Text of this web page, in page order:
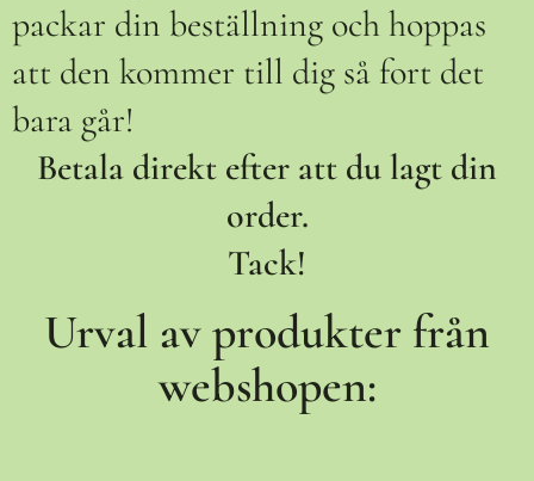
packar din beställning och hoppas
att den kommer till dig så fort det
bara går!
Betala direkt efter att du lagt din
order.
Tack!
Urval av produkter från
webshopen: